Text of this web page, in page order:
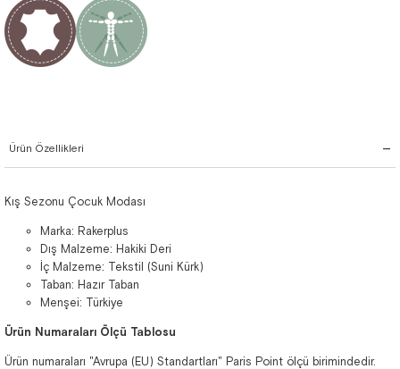
Ürün Özellikleri
Kış Sezonu Çocuk Modası
Marka: Rakerplus
Dış Malzeme: Hakiki Deri
İç Malzeme: Tekstil (Suni Kürk)
Taban: Hazır Taban
Menşei: Türkiye
Ürün Numaraları Ölçü Tablosu
Ürün numaraları "Avrupa (EU) Standartları" Paris Point ölçü birimindedir.